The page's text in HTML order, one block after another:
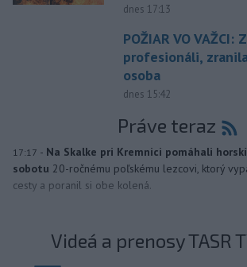
dnes 17:13
POŽIAR VO VAŽCI:
profesionáli,
osoba
dnes 15:42
Práve teraz
17:17 - Na Skalke pri Kremnici pomáhali
sobotu 20-ročnému poľskému lezcovi, ktorý
cesty a poranil si obe kolená.
Videá a prenosy TASR